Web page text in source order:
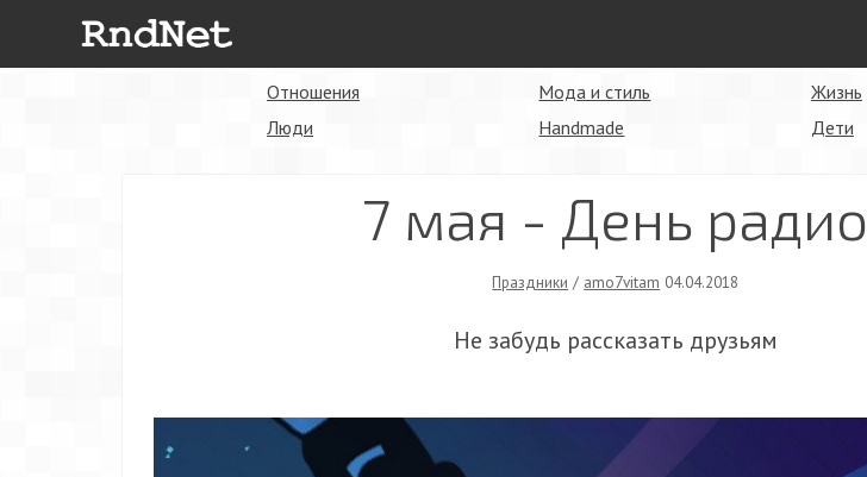
Отношения
Люди
Мода и стиль
Handmade
Жизнь
Дети
7 мая - День радио
Праздники / amo7vitam 04.04.2018
Не забудь рассказать друзьям